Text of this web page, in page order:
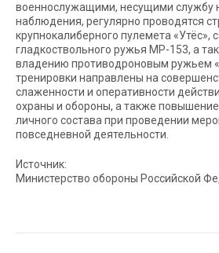
военнослужащими, несущими службу
наблюдения, регулярно проводятся
крупнокалиберного пулемета «Утёс»,
гладкоствольного ружья МР-153, а
владению противодроновым ружьем
тренировки направлены на
слаженности и оперативности
охраны и обороны, а также
личного состава при проведении
повседневной деятельности.
Источник:
Министерство обороны Российской